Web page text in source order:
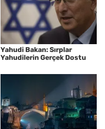
Yahudi Bakan: Sırplar
Yahudilerin Gerçek Dostu